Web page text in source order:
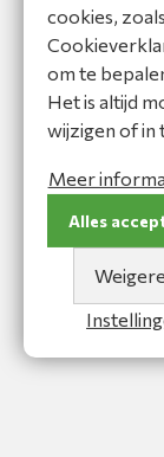
cookies,
om te
Het is altijd
wijzigen of in
Meer
Alles